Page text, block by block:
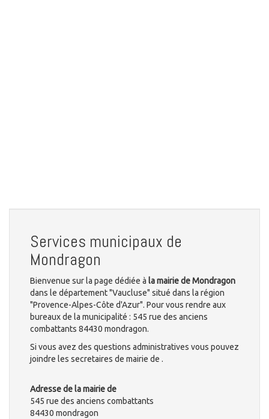
Services municipaux de
Mondragon
Bienvenue sur la page dédiée à la mairie de Mondragon
dans le département "Vaucluse" situé dans la région
"Provence-Alpes-Côte d'Azur". Pour vous rendre aux
bureaux de la municipalité : 545 rue des anciens
combattants 84430 mondragon.
Si vous avez des questions administratives vous pouvez
joindre les secretaires de mairie de .
Adresse de la mairie de
545 rue des anciens combattants
84430 mondragon